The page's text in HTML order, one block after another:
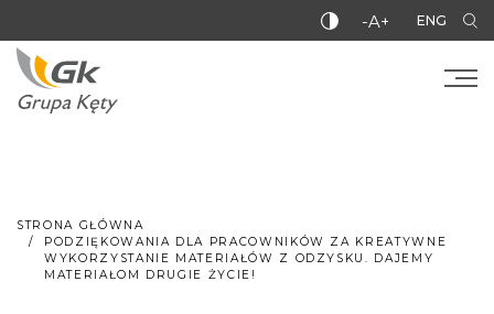
-A+ ENG
STRONA GŁÓWNA
PODZIĘKOWANIA DLA PRACOWNIKÓW ZA KREATYWNE
WYKORZYSTANIE MATERIAŁÓW Z ODZYSKU. DAJEMY
MATERIAŁOM DRUGIE ŻYCIE!